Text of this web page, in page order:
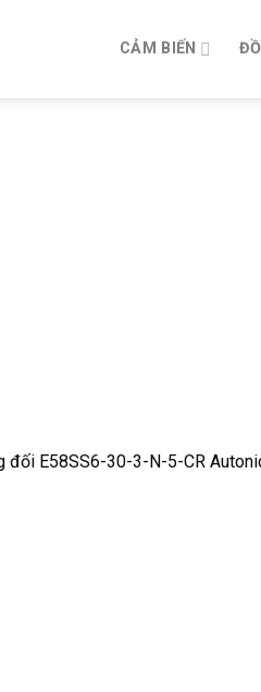
CẢM BIẾN
đối E58SS6-30-3-N-5-CR